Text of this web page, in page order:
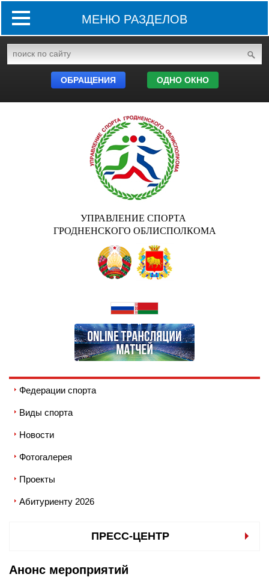
МЕНЮ РАЗДЕЛОВ
ОБРАЩЕНИЯ ОДНО ОКНО
УПРАВЛЕНИЕ СПОРТА
ГРОДНЕНСКОГО ОБЛИСПОЛКОМА
Федерации спорта
Виды спорта
Новости
Фотогалерея
Проекты
Абитуриенту 2026
ПРЕСС-ЦЕНТР
Анонс мероприятий